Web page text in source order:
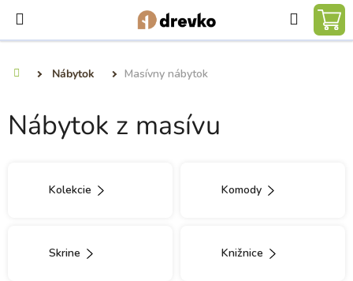
obsah
Hľadať
Nábytok Masívny nábytok
Nábytok z masívu
Kolekcie Komody
Skrine Knižnice